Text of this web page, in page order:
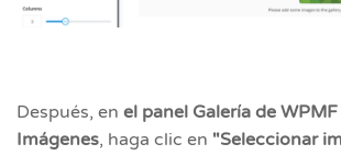
Después, en el panel Galería de
Imágenes, haga clic en "Seleccionar